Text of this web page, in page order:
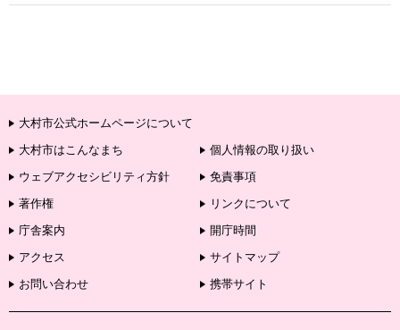
大村市公式ホームページについて
大村市はこんなまち
個人情報の取り扱い
ウェブアクセシビリティ方針
免責事項
著作権
リンクについて
庁舎案内
開庁時間
アクセス
サイトマップ
お問い合わせ
携帯サイト